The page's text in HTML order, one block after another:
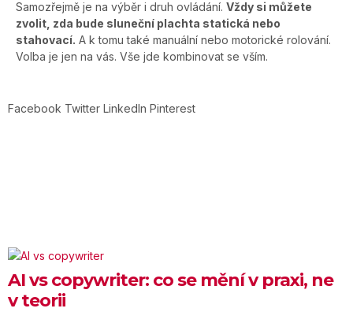
Samozřejmě je na výběr i druh ovládání. Vždy si můžete
zvolit, zda bude sluneční plachta statická nebo
stahovací. A k tomu také manuální nebo motorické rolování.
Volba je jen na vás. Vše jde kombinovat se vším.
Facebook Twitter LinkedIn Pinterest
AI vs copywriter: co se mění v praxi, ne
v teorii